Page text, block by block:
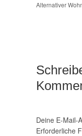
Alternativer
Deine E-Mail-
Erforderliche